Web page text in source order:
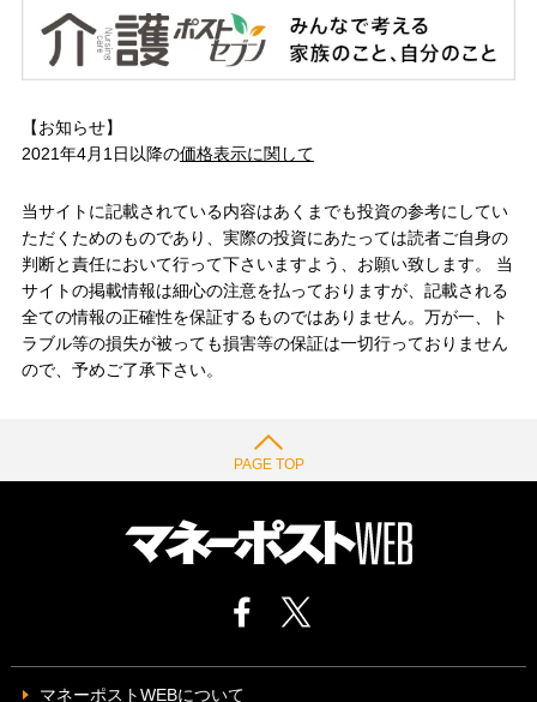
【お知らせ】
2021年4月1日以降の価格表示に関して
当サイトに記載されている内容はあくまでも投資の参考にしてい
ただくためのものであり、実際の投資にあたっては読者ご自身の
判断と責任において行って下さいますよう、お願い致します。 当
サイトの掲載情報は細心の注意を払っておりますが、記載される
全ての情報の正確性を保証するものではありません。万が一、ト
ラブル等の損失が被っても損害等の保証は一切行っておりません
ので、予めご了承下さい。
PAGE TOP
マネーポストWEBについて